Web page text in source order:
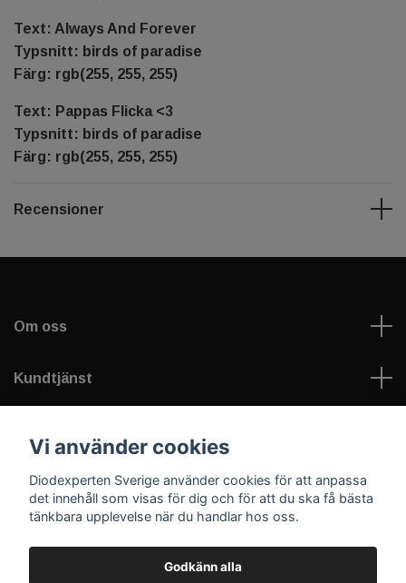
Text: Always And Forever
Typsnitt: birds of paradise
Färg: rgb(255, 255, 255)
Text: Pappas Flicka <3
Typsnitt: birds of paradise
Färg: rgb(255, 255, 255)
Recensioner
Om oss
Kundtjänst
Sociala medier
Vi använder cookies
Diodexperten Sverige använder cookies för att anpassa
det innehåll som visas för dig och för att du ska få bästa
tänkbara upplevelse när du handlar hos oss.
Godkänn alla